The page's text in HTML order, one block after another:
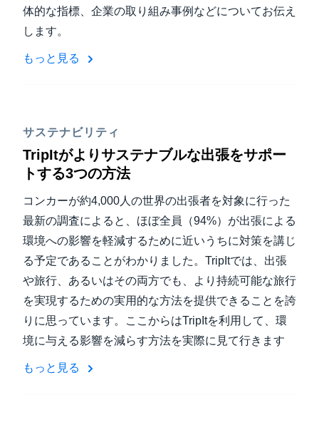
体的な指標、企業の取り組み事例などについてお伝え
します。
もっと見る
サステナビリティ
TripItがよりサステナブルな出張をサポー
トする3つの方法
コンカーが約4,000人の世界の出張者を対象に行った
最新の調査によると、ほぼ全員（94%）が出張による
環境への影響を軽減するために近いうちに対策を講じ
る予定であることがわかりました。TripItでは、出張
や旅行、あるいはその両方でも、より持続可能な旅行
を実現するための実用的な方法を提供できることを誇
りに思っています。ここからはTripItを利用して、環
境に与える影響を減らす方法を実際に見て行きます
もっと見る